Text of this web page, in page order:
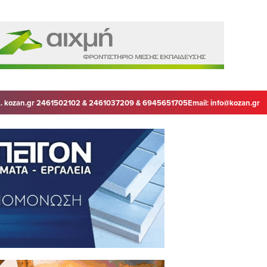
kozan.gr 2461502102 & 2461037209 & 6945651705Email:info@kozan.gr